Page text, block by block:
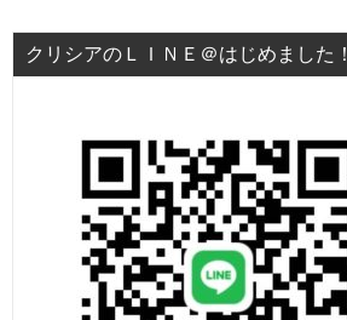
クリシアのＬＩＮＥ＠はじめました！